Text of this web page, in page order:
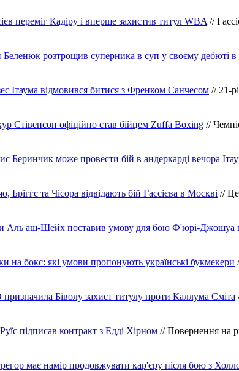
переміг Кадіру і вперше захистив титул WBA //
розтрощив суперника в суп у своєму дебюті
Ітаума відмовився битися з Френком Санчесом // 21-
Стівенсон офіційно став бійцем Zuffa Boxing //
Беринчик може провести бій в андеркарді вечора
Бріггс та Чісора відвідають бій Гассієва в Москві //
Аль аш-Шейх поставив умову для бою Ф'юрі-Джошуа
на бокс: які умови пропонують українські букмекери
Біволу захист титулу проти Каллума Сміта
підписав контракт з Едді Хірном // Повернення на
має намір продовжувати кар'єру після бою з